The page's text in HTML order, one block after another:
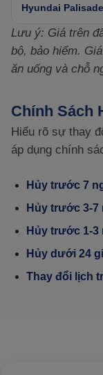
Hyundai Palisade
Lưu ý: Giá trên
bộ, bảo hiểm.
ăn uống và chỗ
Chính Sách
Hiểu rõ sự thay
áp dụng chính
Hủy trước 7
Hủy trước 3-7
Hủy trước 1-3
Hủy dưới 24
Thay đổi lịch